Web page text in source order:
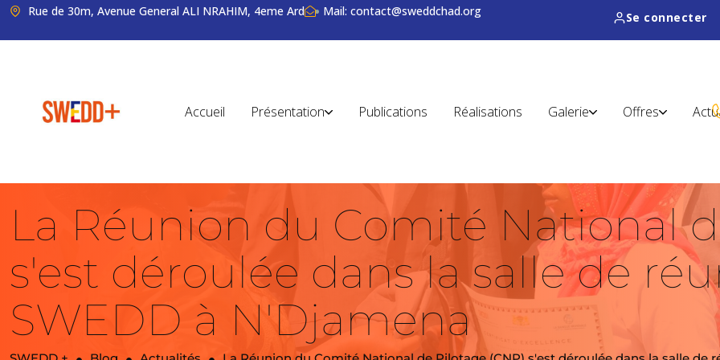
Rue de 30m, Avenue General ALI NRAHIM, 4eme Ard Mail: contact@sweddchad.org Se connecter
Accueil Présentation Publications Réalisations Galerie Offres
La Réunion du Comité National
s'est déroulée dans la salle de
SWEDD à N'Djamena